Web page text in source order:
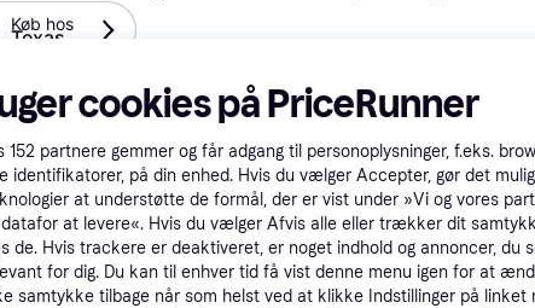
Køb hos
Texas
cookies på PriceRunner
152 partnere gemmer og får adgang til personoplysninger, f.eks.
identifikatorer, på din enhed. Hvis du vælger Accepter, gør det
at understøtte de formål, der er vist under »Vi og vores
datafor at levere«. Hvis du vælger Afvis alle eller trækker dit
de. Hvis trackere er deaktiveret, er noget indhold og annoncer, du
for dig. Du kan til enhver tid få vist denne menu igen for at
samtykke tilbage når som helst ved at klikke Indstillinger på linket